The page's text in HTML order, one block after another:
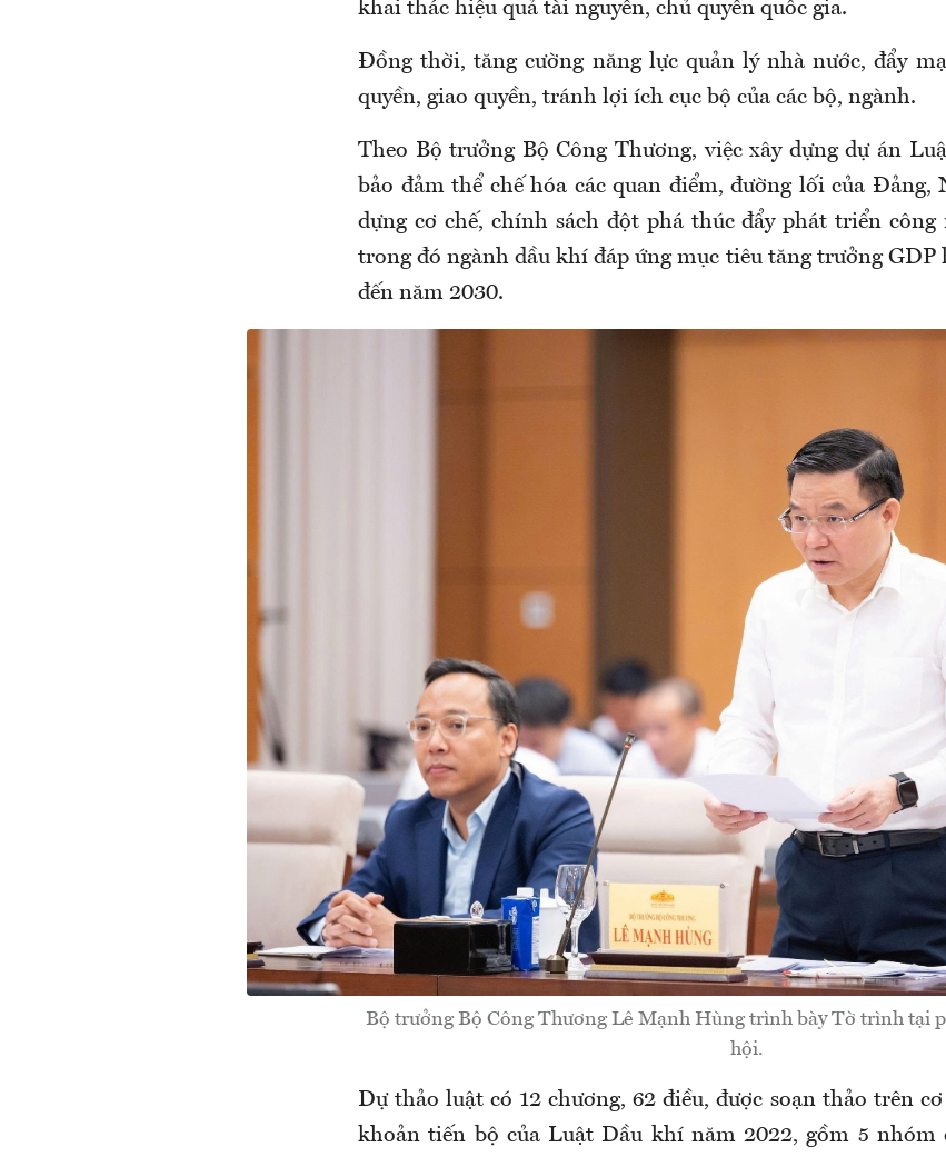
khai thác hiệu quả tài nguyên, chủ quyền quốc gia.
Đồng thời, tăng cường năng lực quản lý nhà nước, đẩy
quyền, giao quyền, tránh lợi ích cục bộ của các bộ, ngành.
Theo Bộ trưởng Bộ Công Thương, việc xây dựng dự án
bảo đảm thể chế hóa các quan điểm, đường lối của Đảng,
dựng cơ chế, chính sách đột phá thúc đẩy phát triển công
trong đó ngành dầu khí đáp ứng mục tiêu tăng trưởng GDP
đến năm 2030.
Bộ trưởng Bộ Công Thương Lê Mạnh Hùng trình bày Tờ trình tại
hội.
Dự thảo luật có 12 chương, 62 điều, được soạn thảo trên
khoản tiến bộ của Luật Dầu khí năm 2022, gồm 5 nhóm